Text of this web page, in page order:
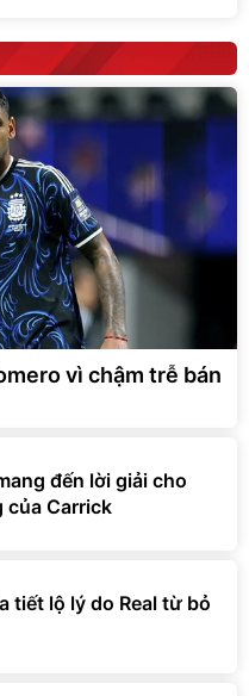
vì chậm trễ bán
đến lời giải cho
của Carrick
tiết lộ lý do Real từ bỏ